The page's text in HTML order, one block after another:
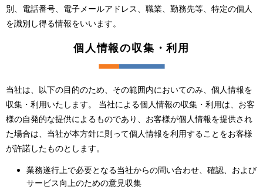
別、電話番号、電子メールアドレス、職業、勤務先等、特定の個人
を識別し得る情報をいいます。
個人情報の収集・利用
当社は、以下の目的のため、その範囲内においてのみ、個人情報を
収集・利用いたします。 当社による個人情報の収集・利用は、お客
様の自発的な提供によるものであり、お客様が個人情報を提供され
た場合は、当社が本方針に則って個人情報を利用することをお客様
が許諾したものとします。
業務遂行上で必要となる当社からの問い合わせ、確認、および
サービス向上のための意見収集